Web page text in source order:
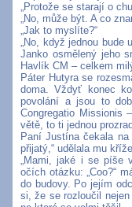
„Protože se starají o
„No, může být. A co
„Jak to myslíte?“
„No, když jednou bude
Janko osmělený jeho
Havlík CM – celkem
Páter Hutyra se
doma. Vždyť konec
povolání a jsou to
Congregatio Missionis
větě, to ti jednou
Paní Justína čekala
přijatý,“ udělala mu
„Mami, jaké i se píše
očích otázku: „Coo?“
do budovy. Po jejím
si, že se rozloučil